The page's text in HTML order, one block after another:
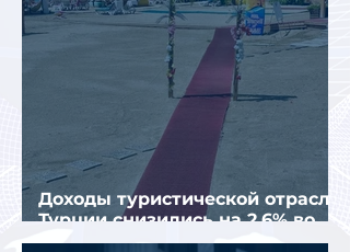
Доходы туристической отрасли
Турции снизились на 2,6% во
втором квартале 2026 года